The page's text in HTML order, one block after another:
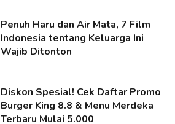
Penuh Haru dan Air Mata, 7 Film
Indonesia tentang Keluarga Ini
Wajib Ditonton
Diskon Spesial! Cek Daftar Promo
Burger King 8.8 & Menu Merdeka
Terbaru Mulai 5.000